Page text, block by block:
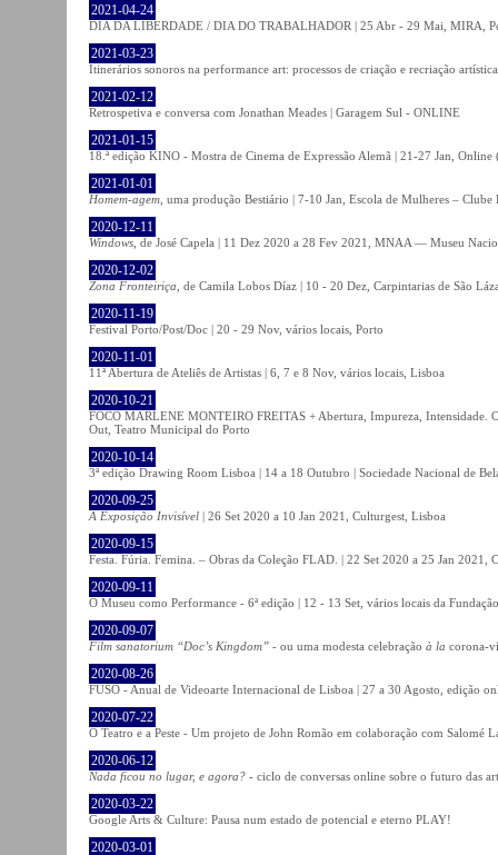
2021-04-24
DIA DA LIBERDADE / DIA DO TRABALHADOR | 25 Abr - 29 Mai, MIRA,
2021-03-23
Itinerários sonoros na performance art: processos de criação e recriação
2021-02-12
Retrospetiva e conversa com Jonathan Meades | Garagem Sul - ONLINE
2021-01-15
18.ª edição KINO - Mostra de Cinema de Expressão Alemã | 21-27 Jan,
2021-01-01
Homem-agem , uma produção Bestiário | 7-10 Jan, Escola de Mulheres – Clube
2020-12-11
Windows , de José Capela | 11 Dez 2020 a 28 Fev 2021, MNAA — Museu
2020-12-02
Zona Fronteiriça , de Camila Lobos Díaz | 10 - 20 Dez, Carpintarias de São
2020-11-19
Festival Porto/Post/Doc | 20 - 29 Nov, vários locais, Porto
2020-11-01
11ª Abertura de Ateliês de Artistas | 6, 7 e 8 Nov, vários locais, Lisboa
2020-10-21
FOCO MARLENE MONTEIRO FREITAS + Abertura, Impureza, Intensidade.
Out, Teatro Municipal do Porto
2020-10-14
3ª edição Drawing Room Lisboa | 14 a 18 Outubro | Sociedade Nacional de
2020-09-25
A Exposição Invisível | 26 Set 2020 a 10 Jan 2021, Culturgest, Lisboa
2020-09-15
Festa. Fúria. Femina. – Obras da Coleção FLAD. | 22 Set 2020 a 25 Jan
2020-09-11
O Museu como Performance - 6ª edição | 12 - 13 Set, vários locais da
2020-09-07
Film sanatorium “Doc’s Kingdom” - ou uma modesta celebração à la corona-
2020-08-26
FUSO - Anual de Videoarte Internacional de Lisboa | 27 a 30 Agosto, edição
2020-07-22
O Teatro e a Peste - Um projeto de John Romão em colaboração com Salomé
2020-06-12
Nada ficou no lugar, e agora? - ciclo de conversas online sobre o futuro das
2020-03-22
Google Arts & Culture: Pausa num estado de potencial e eterno PLAY!
2020-03-01